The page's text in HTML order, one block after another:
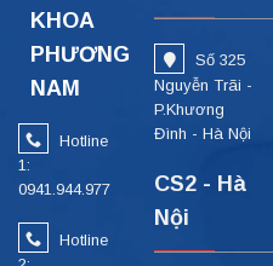
KHOA
PHƯƠNG
NAM
Hotline
1:
0941.944.977
Hotline
Số 325
Nguyễn Trãi -
P.Khương
Đình - Hà Nội
CS2 - Hà
Nội